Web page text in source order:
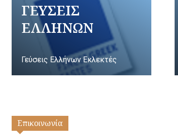
ΓΕΥΣΕΙΣ
ΕΛΛΗΝΩΝ
Γεύσεις Ελλήνων Εκλεκτές
Επικοινωνία